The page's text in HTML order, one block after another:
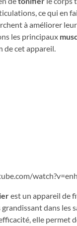
ce qui en
à améliorer
les principaux
de cet appareil.
est un appareil de
dans les
elle permet